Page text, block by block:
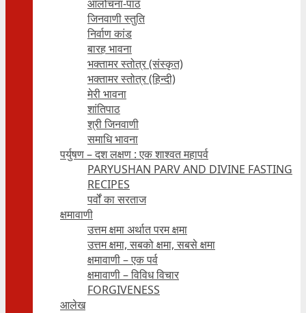
आलोचना-पाठ
जिनवाणी स्तुति
निर्वाण कांड
बारह भावना
भक्तामर स्तोत्र (संस्कृत)
भक्तामर स्तोत्र (हिन्दी)
मेरी भावना
शांतिपाठ
श्री जिनवाणी
समाधि भावना
पर्युषण – दश लक्षण : एक शाश्वत महापर्व
PARYUSHAN PARV AND DIVINE FASTING
RECIPES
पर्वों का सरताज
क्षमावाणी
उत्तम क्षमा अर्थात परम क्षमा
उत्तम क्षमा, सबको क्षमा, सबसे क्षमा
क्षमावाणी – एक पर्व
क्षमावाणी – विविध विचार
FORGIVENESS
आलेख